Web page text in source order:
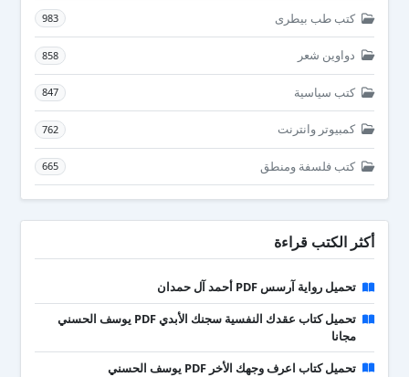
كتب طب بيطرى 983
دواوين شعر 858
كتب سياسية 847
كمبيوتر وانترنت 762
كتب فلسفة ومنطق 665
أكثر الكتب قراءة
تحميل رواية آرسس PDF أحمد آل حمدان
تحميل كتاب عقدك النفسية سجنك الأبدي PDF يوسف الحسني
مجانا
تحميل كتاب اعرف وجهك الأخر PDF يوسف الحسني